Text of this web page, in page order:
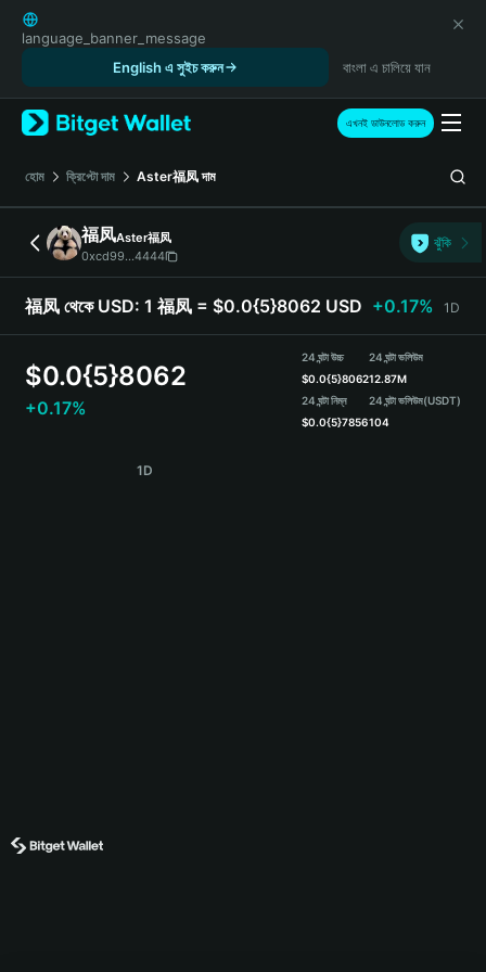
English
日本語
Русский
Español (Latinoamérica)
Türkçe
Italiano
Deutsch
简体中文
繁體中文
Português (Portugal)
हिन्दी
Español (Argentina)
language_banner_message
English এ সুইচ করুন
বাংলা এ চালিয়ে যান
এখনই ডাউনলোড করুন
হোম ক্রিপ্টো দাম Aster福凤 দাম
福凤Aster福凤
0xcd99...4444
ঝুঁকি
福凤 থেকে USD: 1 福凤 = $0.0{5}8062 USD +0.17% 1D
$0.0{5}8062
+0.17%
24 ঘন্টা উচ্চ
$0.0{5}8062
24 ঘন্টা নিম্ন
$0.0{5}7856
24 ঘন্টা ভলিউম
12.87M
24 ঘন্টা ভলিউম(USDT)
104
1D